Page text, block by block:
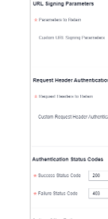
Atualização
e
pré-